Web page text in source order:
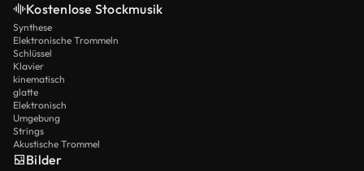
Kostenlose Stockmusik
Synthese
Elektronische Trommeln
Schlüssel
Klavier
kinematisch
glatte
Elektronisch
Umgebung
Strings
Akustische Trommel
Bilder